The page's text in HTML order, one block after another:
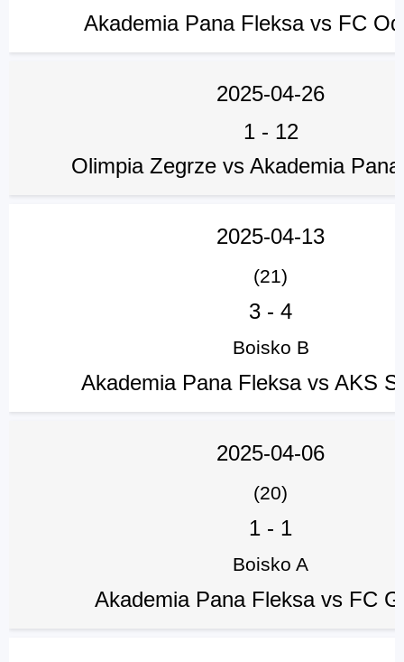
Akademia Pana Fleksa vs FC
2025-04-26
1- 12
Olimpia Zegrze vs Akademia
2025-04-13
(21)
3 - 4
Boisko B
Akademia Pana Fleksa vs AKS
2025-04-06
(20)
1 - 1
Boisko A
Akademia Pana Fleksa vs FC